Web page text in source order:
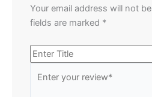
Your email address will not
fields are marked *